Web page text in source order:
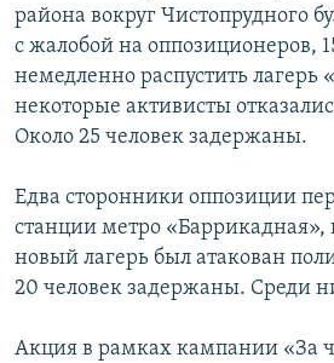
района вокруг Чистопрудного
с жалобой на оппозиционеров,
немедленно распустить
некоторые активисты
Около 25 человек задержаны.
Едва сторонники оппозиции
станции метро «Баррикадная»,
новый лагерь был атакован
20 человек задержаны. Среди
Акция в рамках кампании «За